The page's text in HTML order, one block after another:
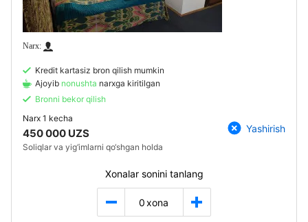
Kredit kartasiz bron qilish mumkin
Ajoyib nonushta narxga kiritilgan
Bronni bekor qilish
Narx 1 kecha
450 000 UZS
Soliqlar va yig‘imlarni qo‘shgan holda
Yashirish
Xonalar sonini tanlang
0 xona